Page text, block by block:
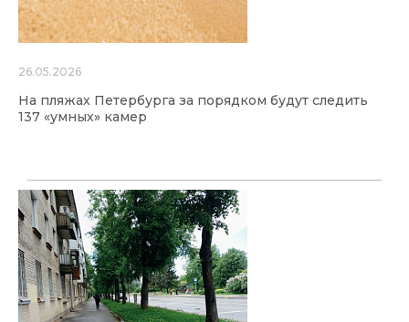
26.05.2026
На пляжах Петербурга за порядком будут следить
137 «умных» камер